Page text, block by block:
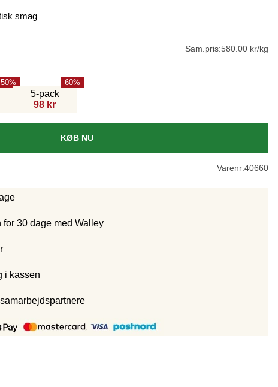
smag
Sam.pris:580.00 kr/kg
50
5-pack
98 kr
60
KØB NU
Varenr:40660
30 dage med Walley
i kassen